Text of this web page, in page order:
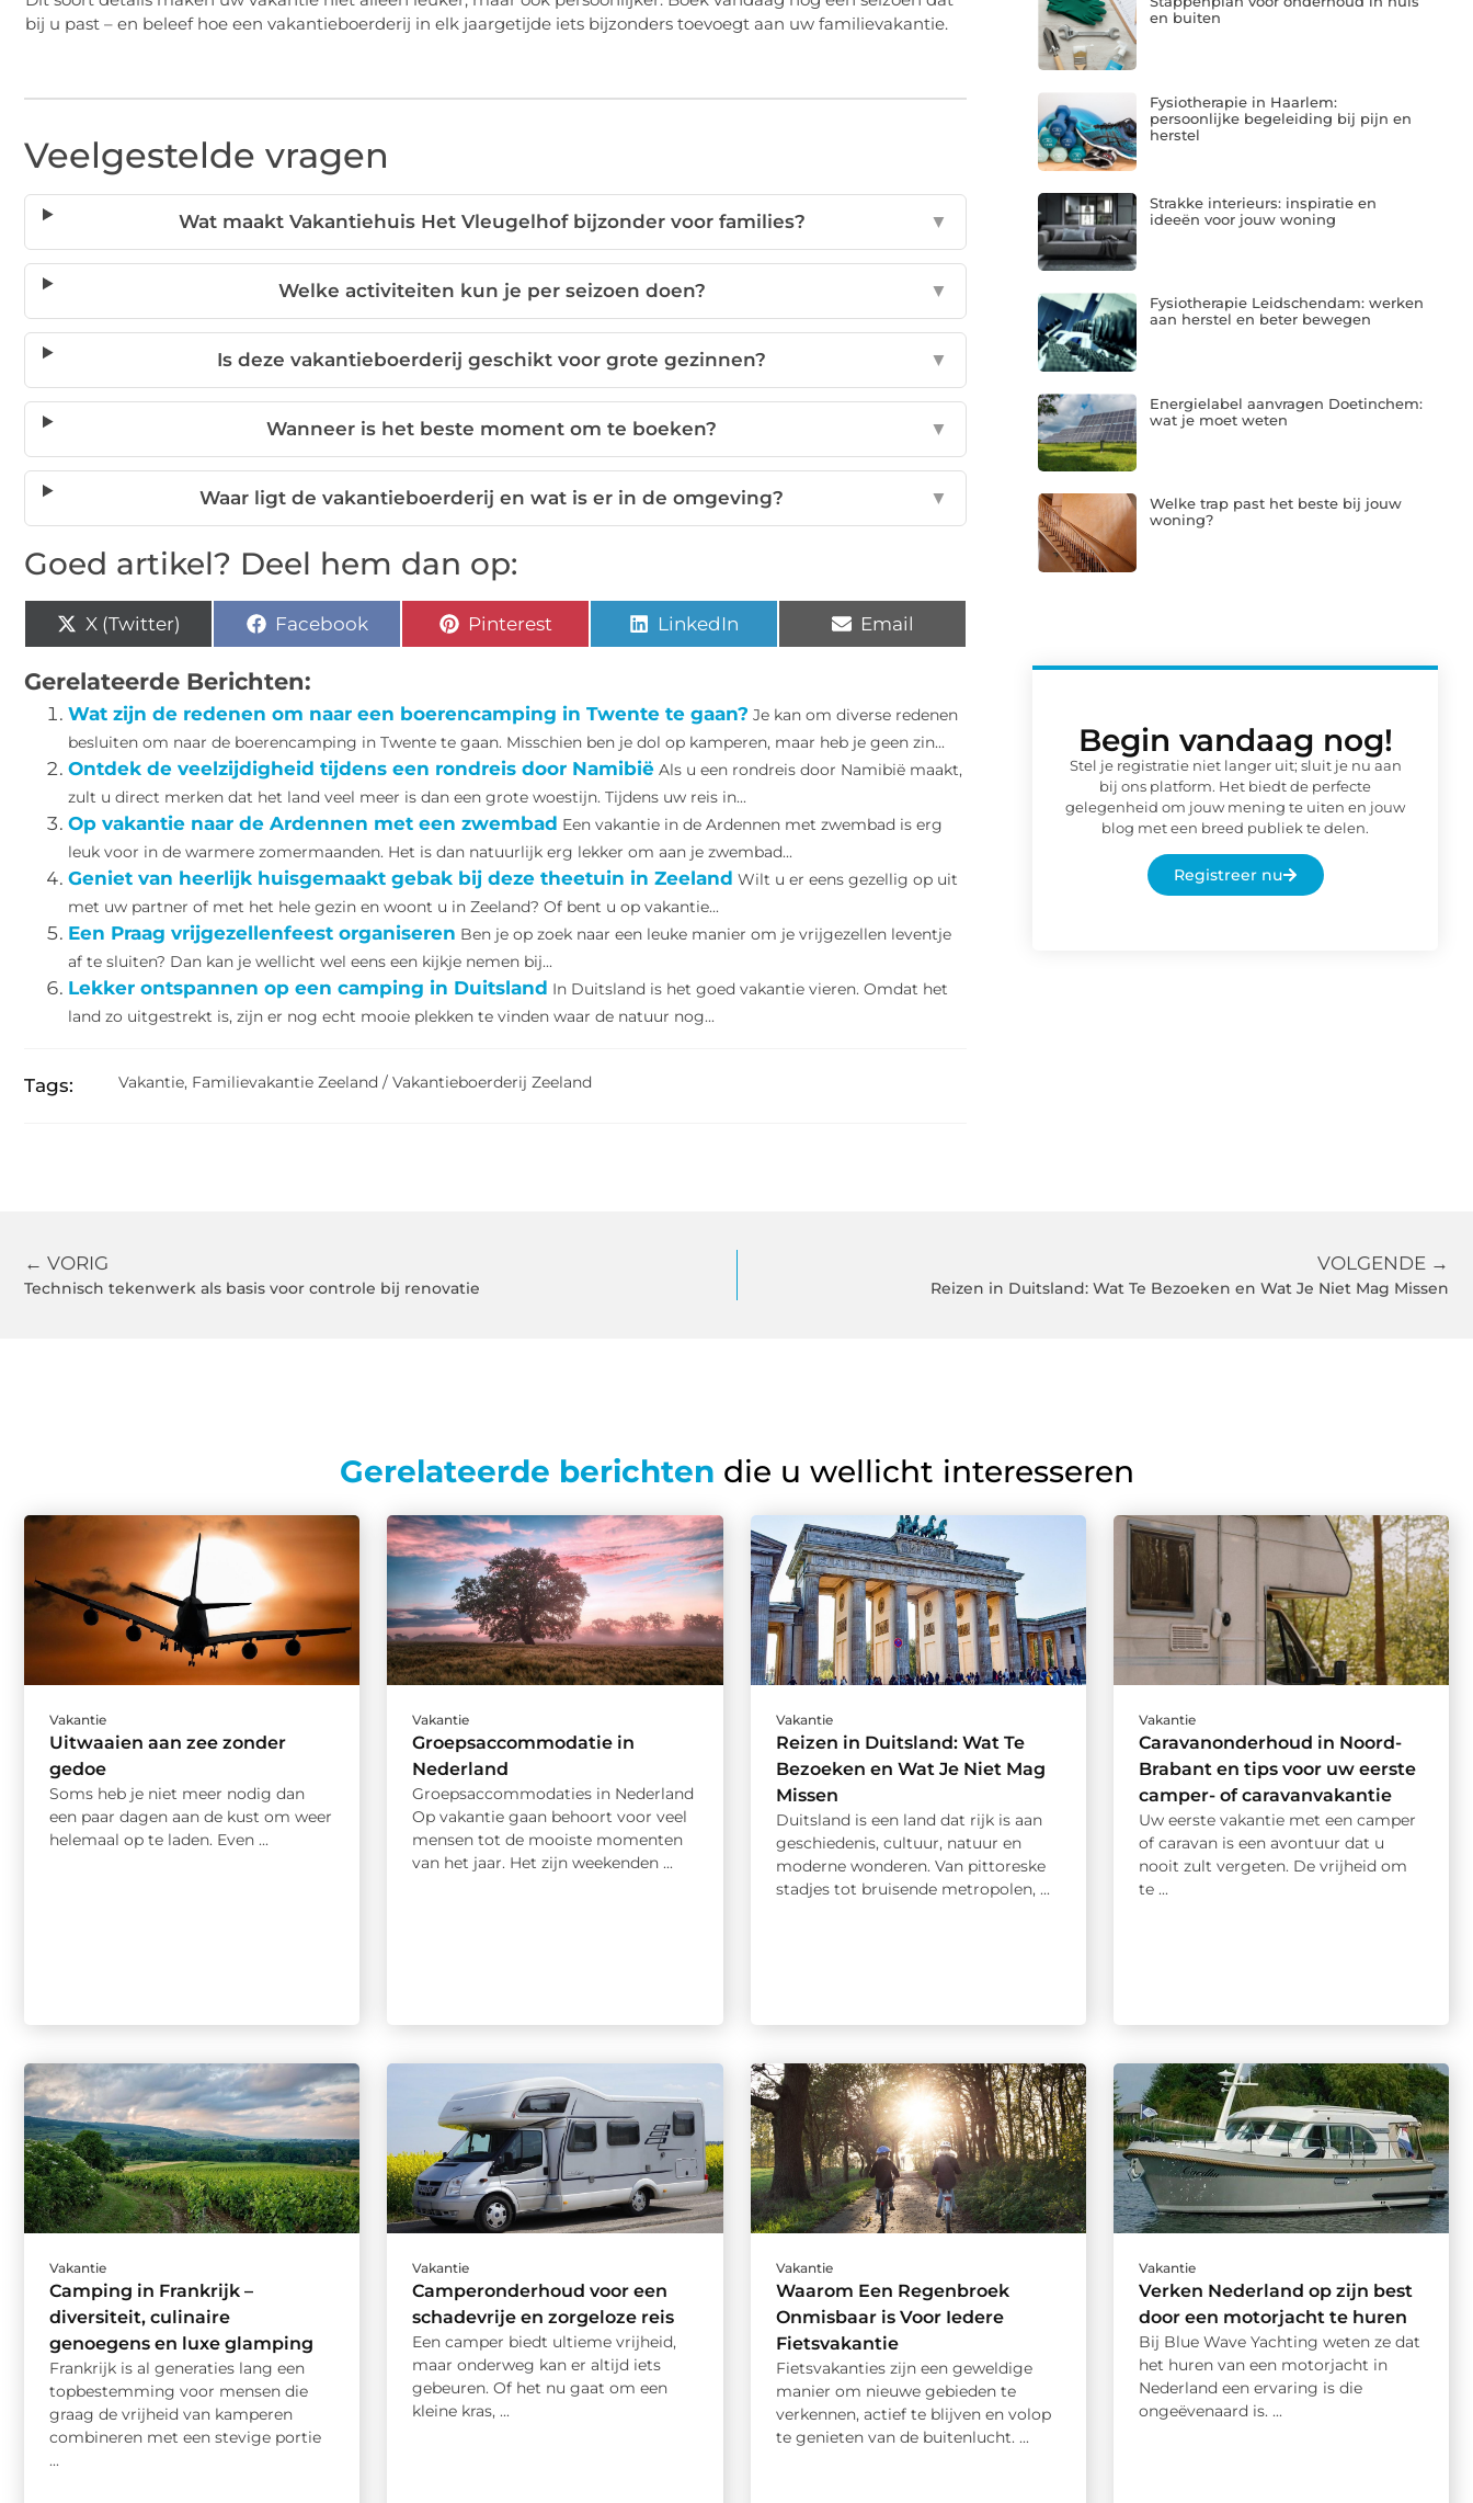
bij u past – en beleef hoe een vakantieboerderij in elk jaargetijde iets bijzonders toevoegt aan uw familievakantie.
Veelgestelde vragen
Wat maakt Vakantiehuis Het Vleugelhof bijzonder voor families? ▼
Welke activiteiten kun je per seizoen doen? ▼
Is deze vakantieboerderij geschikt voor grote gezinnen? ▼
Wanneer is het beste moment om te boeken? ▼
Waar ligt de vakantieboerderij en wat is er in de omgeving? ▼
Goed artikel? Deel hem dan op:
X (Twitter) Facebook Pinterest LinkedIn Email
Gerelateerde Berichten:
Wat zijn de redenen om naar een boerencamping in Twente te gaan? Je kan om diverse redenen
besluiten om naar de boerencamping in Twente te gaan. Misschien ben je dol op kamperen, maar heb je geen zin...
Ontdek de veelzijdigheid tijdens een rondreis door Namibië Als u een rondreis door Namibië maakt,
zult u direct merken dat het land veel meer is dan een grote woestijn. Tijdens uw reis in...
Op vakantie naar de Ardennen met een zwembad Een vakantie in de Ardennen met zwembad is erg
leuk voor in de warmere zomermaanden. Het is dan natuurlijk erg lekker om aan je zwembad...
Geniet van heerlijk huisgemaakt gebak bij deze theetuin in Zeeland Wilt u er eens gezellig op uit
met uw partner of met het hele gezin en woont u in Zeeland? Of bent u op vakantie...
Een Praag vrijgezellenfeest organiseren Ben je op zoek naar een leuke manier om je vrijgezellen leventje
af te sluiten? Dan kan je wellicht wel eens een kijkje nemen bij...
Lekker ontspannen op een camping in Duitsland In Duitsland is het goed vakantie vieren. Omdat het
land zo uitgestrekt is, zijn er nog echt mooie plekken te vinden waar de natuur nog...
Tags: Vakantie, Familievakantie Zeeland / Vakantieboerderij Zeeland
en buiten
Fysiotherapie in Haarlem:
persoonlijke begeleiding bij pijn en
herstel
Strakke interieurs: inspiratie en
ideeën voor jouw woning
Fysiotherapie Leidschendam: werken
aan herstel en beter bewegen
Energielabel aanvragen Doetinchem:
wat je moet weten
Welke trap past het beste bij jouw
woning?
Begin vandaag nog!
Stel je registratie niet langer uit; sluit je nu aan
bij ons platform. Het biedt de perfecte
gelegenheid om jouw mening te uiten en jouw
blog met een breed publiek te delen.
Registreer nu
← VORIG
Technisch tekenwerk als basis voor controle bij renovatie
VOLGENDE →
Reizen in Duitsland: Wat Te Bezoeken en Wat Je Niet Mag Missen
Gerelateerde berichten die u wellicht interesseren
Vakantie
Uitwaaien aan zee zonder
gedoe
Soms heb je niet meer nodig dan
een paar dagen aan de kust om weer
helemaal op te laden. Even ...
Vakantie
Groepsaccommodatie in
Nederland
Groepsaccommodaties in Nederland
Op vakantie gaan behoort voor veel
mensen tot de mooiste momenten
van het jaar. Het zijn weekenden ...
Vakantie
Reizen in Duitsland: Wat Te
Bezoeken en Wat Je Niet Mag
Missen
Duitsland is een land dat rijk is aan
geschiedenis, cultuur, natuur en
moderne wonderen. Van pittoreske
stadjes tot bruisende metropolen, ...
Vakantie
Caravanonderhoud in Noord-
Brabant en tips voor uw eerste
camper- of caravanvakantie
Uw eerste vakantie met een camper
of caravan is een avontuur dat u
nooit zult vergeten. De vrijheid om
te ...
Vakantie
Camping in Frankrijk –
diversiteit, culinaire
genoegens en luxe glamping
Frankrijk is al generaties lang een
topbestemming voor mensen die
graag de vrijheid van kamperen
combineren met een stevige portie
...
Vakantie
Camperonderhoud voor een
schadevrije en zorgeloze reis
Een camper biedt ultieme vrijheid,
maar onderweg kan er altijd iets
gebeuren. Of het nu gaat om een
kleine kras, ...
Vakantie
Waarom Een Regenbroek
Onmisbaar is Voor Iedere
Fietsvakantie
Fietsvakanties zijn een geweldige
manier om nieuwe gebieden te
verkennen, actief te blijven en volop
te genieten van de buitenlucht. ...
Vakantie
Verken Nederland op zijn best
door een motorjacht te huren
Bij Blue Wave Yachting weten ze dat
het huren van een motorjacht in
Nederland een ervaring is die
ongeëvenaard is. ...